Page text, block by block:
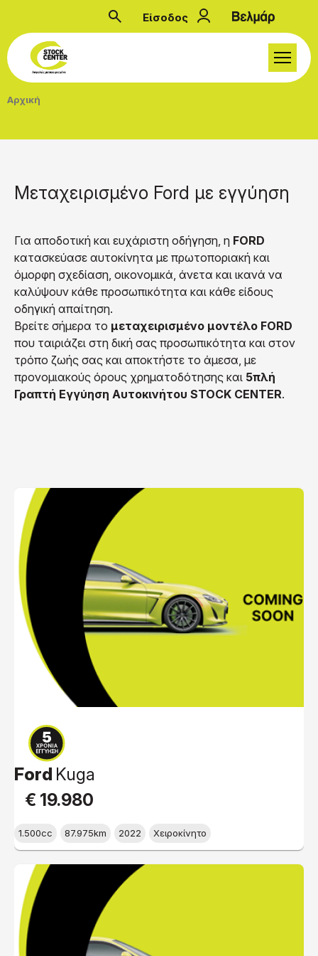
Παράκαμψη προς το κυρίως περιεχόμενο
Μενού
Είσοδος
Breadcrumb
Αρχική
Μεταχειρισμένο Ford με εγγύηση
Για αποδοτική και ευχάριστη οδήγηση, η FORD
κατασκεύασε αυτοκίνητα με πρωτοποριακή και
όμορφη σχεδίαση, οικονομικά, άνετα και ικανά να
καλύψουν κάθε προσωπικότητα και κάθε είδους
οδηγική απαίτηση.
Βρείτε σήμερα το μεταχειρισμένο μοντέλο FORD
που ταιριάζει στη δική σας προσωπικότητα και στον
τρόπο ζωής σας και αποκτήστε το άμεσα, με
προνομιακούς όρους χρηματοδότησης και 5πλή
Γραπτή Εγγύηση Αυτοκινήτου STOCK CENTER.
Ford Kuga
€ 19.980
1.500cc 87.975km 2022 Χειροκίνητο